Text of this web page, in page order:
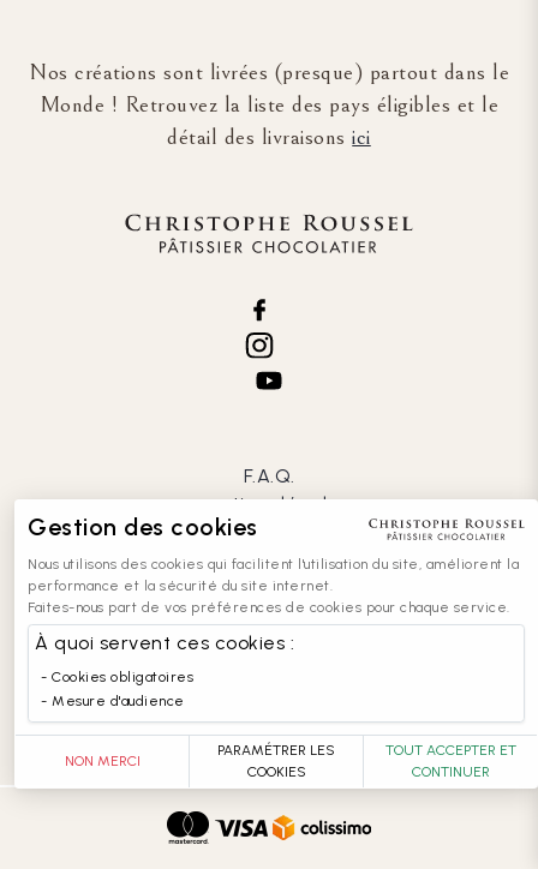
Nos créations sont livrées (presque) partout dans le
Monde ! Retrouvez la liste des pays éligibles et le
détail des livraisonsici
F.A.Q.
mentions légales
CGV
confidentialité
cookies
contact
recrutement
accessibilité : partiellement conforme
Gestion des cookies
Nous utilisons des cookies qui facilitent l'utilisation du site, améliorent la
performance et la sécurité du site internet.
Faites-nous part de vos préférences de cookies pour chaque service.
À quoi servent ces cookies :
Cookies obligatoires
Mesure d'audience
NON MERCI
PARAMÉTRER LES
COOKIES
TOUT ACCEPTER ET
CONTINUER